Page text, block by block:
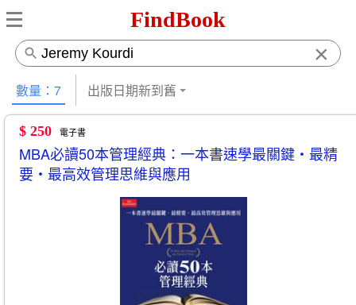
FindBook
×
數量：7 出版日期新到舊
$ 250 電子書
MBA必讀50本管理經典：一本書速學最關鍵‧最精
要‧最高效管理思維與應用